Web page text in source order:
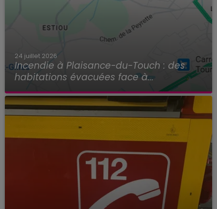
24 juillet 2026
Incendie à Plaisance-du-Touch : des
habitations évacuées face à...